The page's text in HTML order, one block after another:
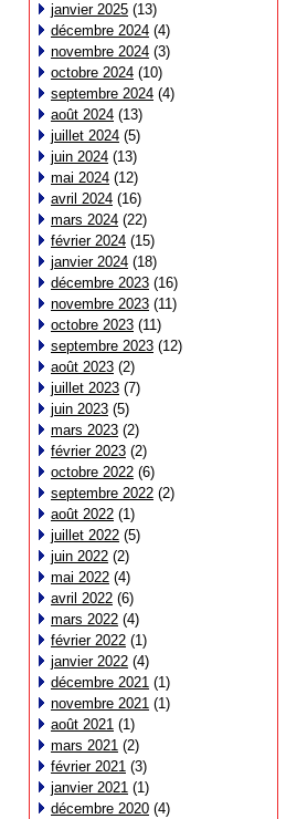
janvier 2025 (13)
décembre 2024 (4)
novembre 2024 (3)
octobre 2024 (10)
septembre 2024 (4)
août 2024 (13)
juillet 2024 (5)
juin 2024 (13)
mai 2024 (12)
avril 2024 (16)
mars 2024 (22)
février 2024 (15)
janvier 2024 (18)
décembre 2023 (16)
novembre 2023 (11)
octobre 2023 (11)
septembre 2023 (12)
août 2023 (2)
juillet 2023 (7)
juin 2023 (5)
mars 2023 (2)
février 2023 (2)
octobre 2022 (6)
septembre 2022 (2)
août 2022 (1)
juillet 2022 (5)
juin 2022 (2)
mai 2022 (4)
avril 2022 (6)
mars 2022 (4)
février 2022 (1)
janvier 2022 (4)
décembre 2021 (1)
novembre 2021 (1)
août 2021 (1)
mars 2021 (2)
février 2021 (3)
janvier 2021 (1)
décembre 2020 (4)